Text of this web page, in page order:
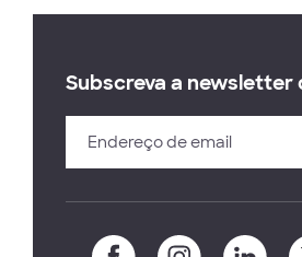
Subscreva a newsletter